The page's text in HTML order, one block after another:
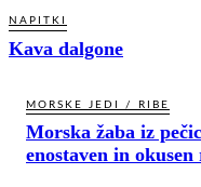
NAPITKI
Kava dalgone
MORSKE JEDI / RIBE
Morska žaba iz
enostaven in okusen